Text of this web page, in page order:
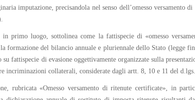
imputazione, precisandola nel senso dell’omesso
primo luogo, sottolinea come la fattispecie di «omesso
formazione del bilancio annuale e pluriennale dello Stato (legge
su fattispecie di evasione oggettivamente organizzate sulla
incriminazioni collaterali, considerate dagli artt. 8, 10 e 11 del
rubricata «Omesso versamento di ritenute certificate», in